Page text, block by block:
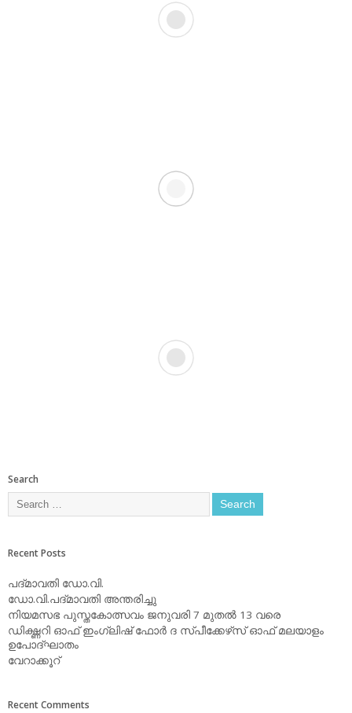
Search
Recent Posts
പദ്മാവതി ഡോ.വി.
ഡോ.വി.പദ്മാവതി അന്തരിച്ചു
നിയമസഭ പുസ്തകോത്സവം ജനുവരി 7 മുതല്‍ 13 വരെ
ഡിക്ഷ്ണറി ഓഫ് ഇംഗ്ലിഷ് ഫോര്‍ ദ സ്പീക്കേഴ്‌സ് ഓഫ് മലയാളം
ഉപോദ്ഘാതം
വേറാക്കൂറ്
Recent Comments